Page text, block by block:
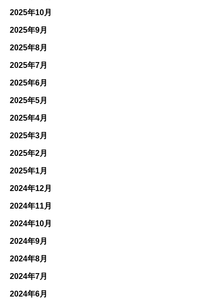
2025年10月
2025年9月
2025年8月
2025年7月
2025年6月
2025年5月
2025年4月
2025年3月
2025年2月
2025年1月
2024年12月
2024年11月
2024年10月
2024年9月
2024年8月
2024年7月
2024年6月